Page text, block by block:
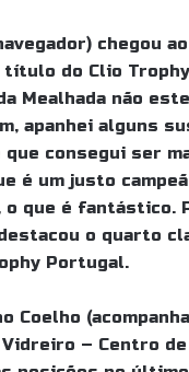
chegou
do Clio
Mealhada não
apanhei alguns
consegui ser
é um justo
que é fantástico.
o quarto
Portugal.
– Centro